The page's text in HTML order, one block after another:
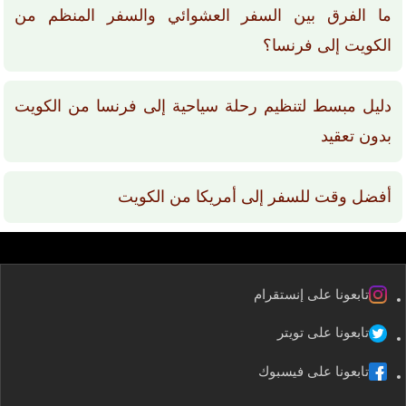
ما الفرق بين السفر العشوائي والسفر المنظم من
الكويت إلى فرنسا؟
دليل مبسط لتنظيم رحلة سياحية إلى فرنسا من الكويت
بدون تعقيد
أفضل وقت للسفر إلى أمريكا من الكويت
تابعونا على إنستقرام
تابعونا على تويتر
تابعونا على فيسبوك